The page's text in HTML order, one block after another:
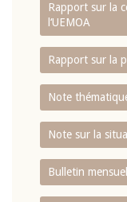
Rapport sur la
l‘UEMOA
Rapport sur la
Note
Note sur la
Bulletin